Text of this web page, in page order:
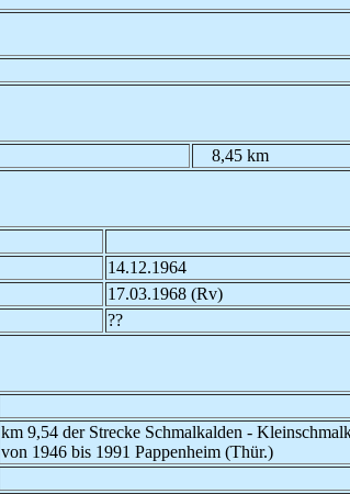
8,45 km
14.12.1964
17.03.1968 (Rv)
??
km 9,54 der Strecke Schmalkalden -
von 1946 bis 1991 Pappenheim (Thür.)